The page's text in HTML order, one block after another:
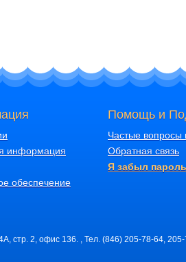
информация
обеспечение
Помощь и
Частые вопросы
Обратная связь
Я забыл
стр. 2, офис 136. , Тел. (846) 205-78-64,